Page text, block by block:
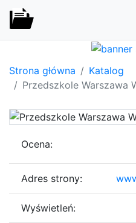
Strona główna
Katalog
Przedszkole Warszawa
Ocena:
Adres strony:
Wyświetleń: